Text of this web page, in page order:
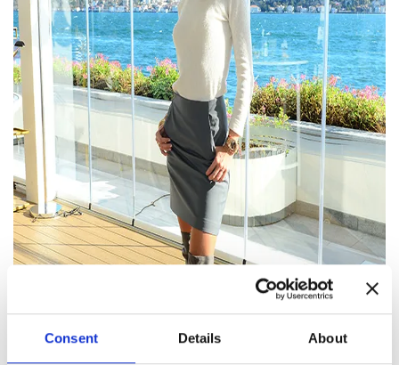
Consent Details About